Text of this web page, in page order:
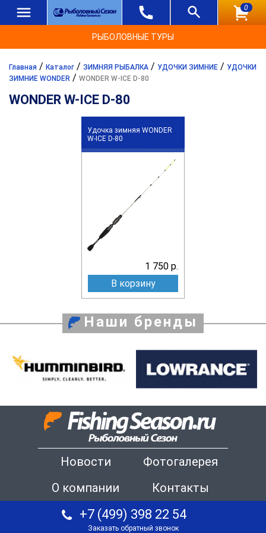
0
РЫБОЛОВНЫЕ ТУРЫ
Главная / Каталог / ЗИМНЯЯ РЫБАЛКА / УДОЧКИ ЗИМНИЕ / УДОЧКИ
ЗИМНИЕ WONDER / WONDER W-ICE D-80
WONDER W-ICE D-80
Удочка зимняя WONDER
W-ICE D-80
1 750 р.
В корзину
Наши бренды
Новости
Фотогалерея
О компании
Контакты
+7 (499) 398 22 54
Заказать обратный звонок